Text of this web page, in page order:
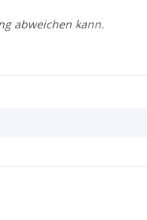
abweichen kann.